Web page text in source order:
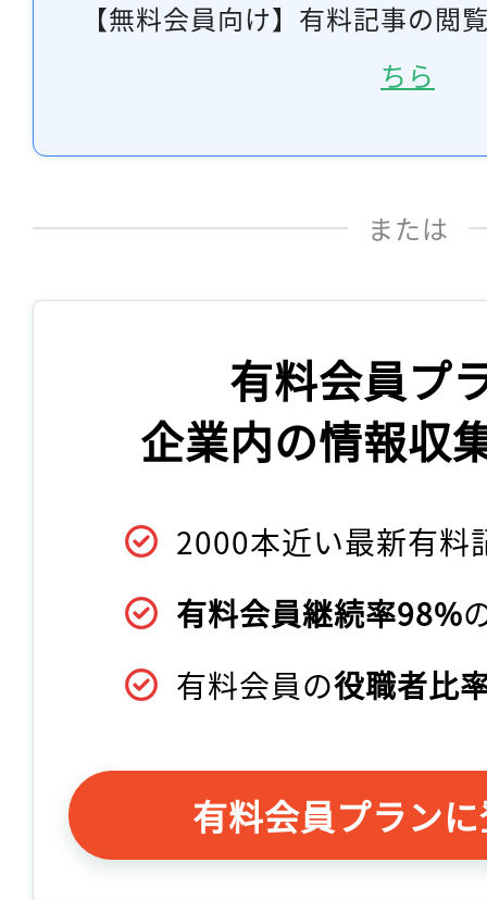
【無料会員向け】有料記事の閲
ちら
または
有料会員プ
企業内の情報収
2000本近い最新有料
有料会員継続率98%
有料会員の役職者比
有料会員プラン